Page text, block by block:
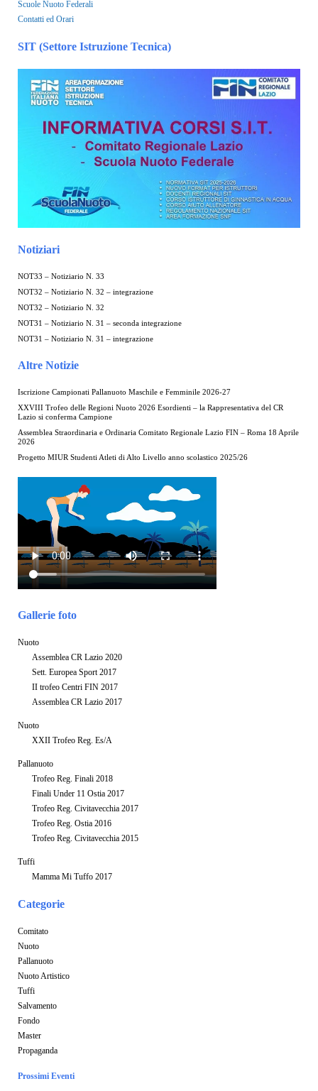
Scuole Nuoto Federali
Contatti ed Orari
SIT (Settore Istruzione Tecnica)
Notiziari
NOT33 – Notiziario N. 33
NOT32 – Notiziario N. 32 – integrazione
NOT32 – Notiziario N. 32
NOT31 – Notiziario N. 31 – seconda integrazione
NOT31 – Notiziario N. 31 – integrazione
Altre Notizie
Iscrizione Campionati Pallanuoto Maschile e Femminile 2026-27
XXVIII Trofeo delle Regioni Nuoto 2026 Esordienti – la Rappresentativa del CR
Lazio si conferma Campione
Assemblea Straordinaria e Ordinaria Comitato Regionale Lazio FIN – Roma 18 Aprile
2026
Progetto MIUR Studenti Atleti di Alto Livello anno scolastico 2025/26
Gallerie foto
Nuoto
Assemblea CR Lazio 2020
Sett. Europea Sport 2017
II trofeo Centri FIN 2017
Assemblea CR Lazio 2017
Nuoto
XXII Trofeo Reg. Es/A
Pallanuoto
Trofeo Reg. Finali 2018
Finali Under 11 Ostia 2017
Trofeo Reg. Civitavecchia 2017
Trofeo Reg. Ostia 2016
Trofeo Reg. Civitavecchia 2015
Tuffi
Mamma Mi Tuffo 2017
Categorie
Comitato
Nuoto
Pallanuoto
Nuoto Artistico
Tuffi
Salvamento
Fondo
Master
Propaganda
Prossimi Eventi